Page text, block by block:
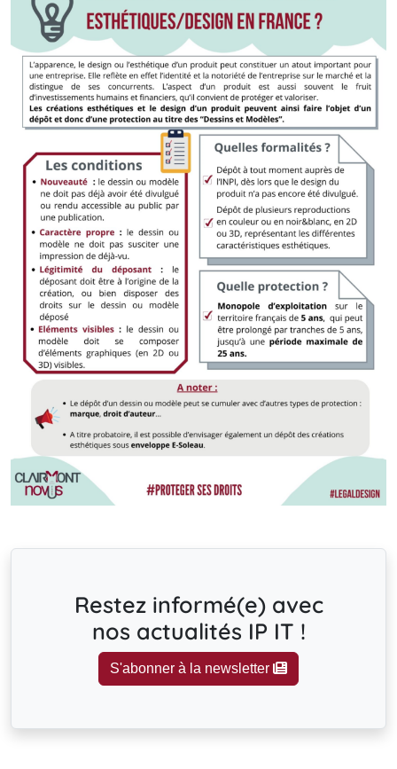
Restez informé(e) avec
nos actualités IP IT !
S'abonner à la newsletter